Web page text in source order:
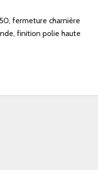
fermeture charnière
finition polie haute